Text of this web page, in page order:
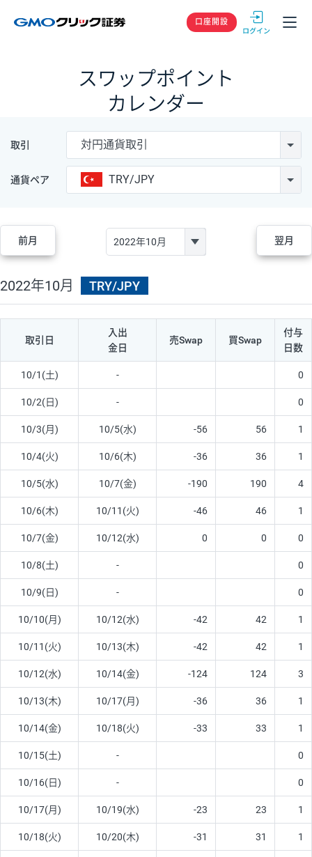
GMOクリック
口座開設
スワップポイント
カレンダー
取引 対円通貨取引
通貨ペア TRY/JPY
前月 翌月
2022年10月 TRY/JPY
取引日
入出
金日
売Swap 買Swap
付与
日数
10/1(土) - 0
10/2(日) - 0
10/3(月) 10/5(水) -56 56 1
10/4(火) 10/6(木) -36 36 1
10/5(水) 10/7(金) -190 190 4
10/6(木) 10/11(火) -46 46 1
10/7(金) 10/12(水) 0 0 0
10/8(土) - 0
10/9(日) - 0
10/10(月) 10/12(水) -42 42 1
10/11(火) 10/13(木) -42 42 1
10/12(水) 10/14(金) -124 124 3
10/13(木) 10/17(月) -36 36 1
10/14(金) 10/18(火) -33 33 1
10/15(土) - 0
10/16(日) - 0
10/17(月) 10/19(水) -23 23 1
10/18(火) 10/20(木) -31 31 1